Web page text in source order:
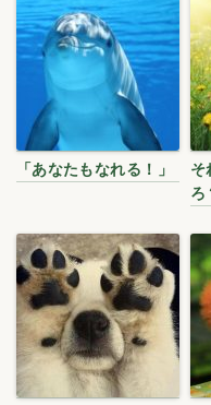
「あなたもなれる！」
そ
ろ